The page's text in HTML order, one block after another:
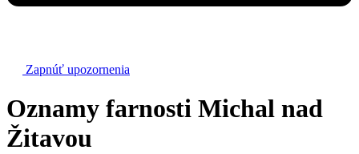
Zapnúť upozornenia
Oznamy farnosti Michal nad
Žitavou